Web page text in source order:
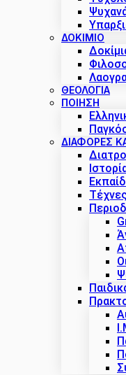
ΔΟΚΊΜΙΟ
ΘΕΟΛΟΓΙΑ
ΠΟΙΗΣΗ
ΔΙΑΦΟΡΕΣ
Τέχνες